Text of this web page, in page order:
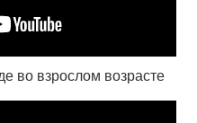
во взрослом возрасте